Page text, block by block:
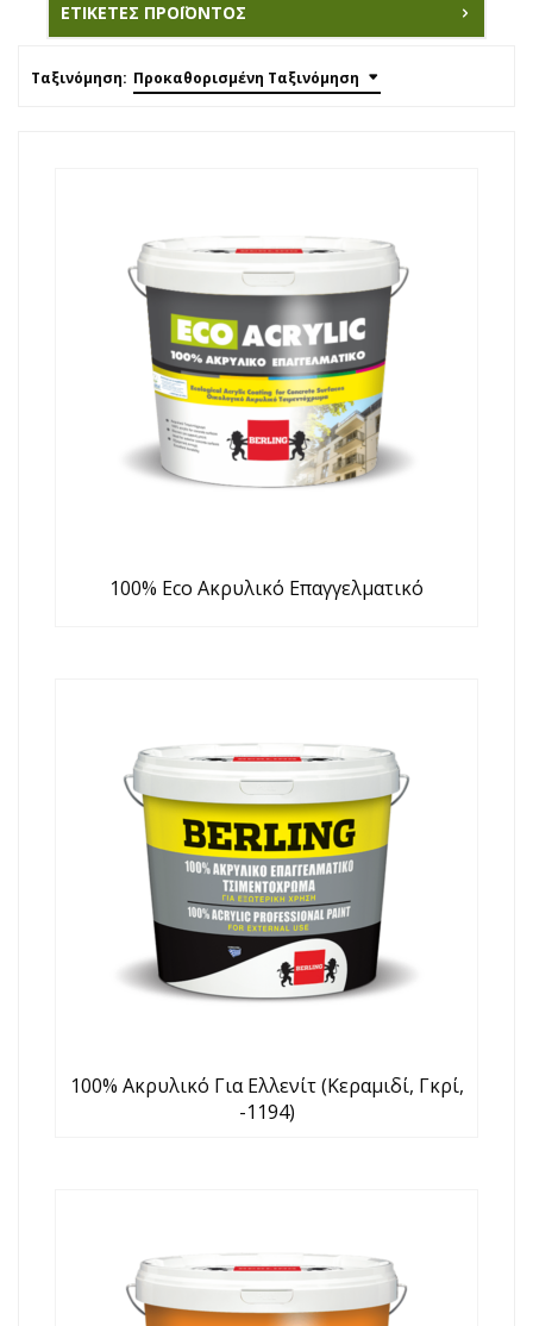
ΕΤΙΚΈΤΕΣ ΠΡΟΪΌΝΤΟΣ
Ταξινόμηση: Προκαθορισμένη Ταξινόμηση
100% Eco Ακρυλικό Επαγγελματικό
100% Ακρυλικό Για Ελλενίτ (κεραμιδί, Γκρί,
-1194)